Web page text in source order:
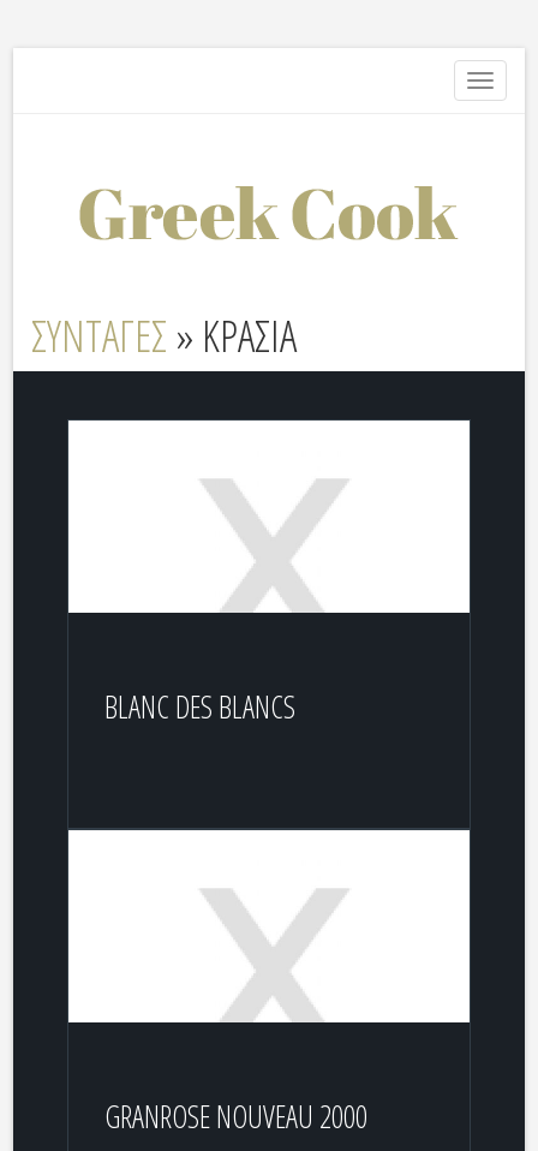
Toggle
ΣΥΝΤΑΓΕΣ » ΚΡΑΣΙΑ
BLANC DES BLANCS
GRANROSE NOUVEAU 2000